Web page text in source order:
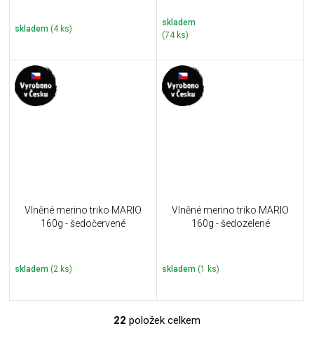
skladem (4 ks)
skladem
(74 ks)
Vlněné merino triko MARIO
160g - šedočervené
skladem (2 ks)
Vlněné merino triko MARIO
160g - šedozelené
skladem (1 ks)
O
22 položek celkem